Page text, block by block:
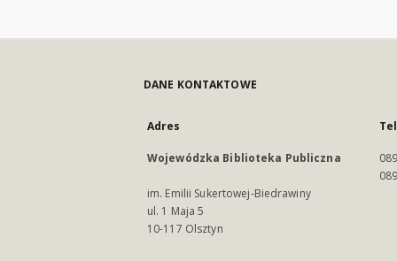
DANE KONTAKTOWE
Adres
Wojewódzka Biblioteka Publiczna
im. Emilii Sukertowej-Biedrawiny
ul. 1 Maja 5
10-117 Olsztyn